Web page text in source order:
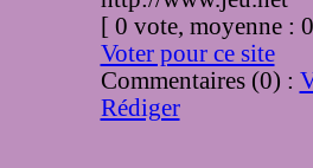
[ 0 vote, moyenne
Voter pour ce site
Commentaires (0) :
Rédiger